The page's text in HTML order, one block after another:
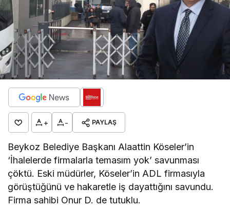
+ - PAYLAŞ
Beykoz Belediye Başkanı Alaattin Köseler’in
‘İhalelerde firmalarla temasım yok’ savunması
çöktü. Eski müdürler, Köseler’in ADL firmasıyla
görüştüğünü ve hakaretle iş dayattığını savundu.
Firma sahibi Onur D. de tutuklu.